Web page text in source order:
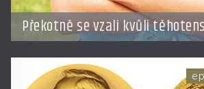
Překotně se vzali kvůli